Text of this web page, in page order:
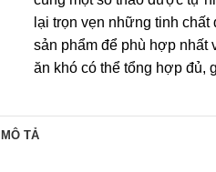
lại trọn vẹn những tinh
sản phẩm để phù hợp nhất
ăn khó có thể tổng hợp đủ,
MÔ TẢ